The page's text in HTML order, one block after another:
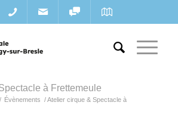
à Frettemeule
/ Évènements / Atelier cirque & Spectacle à